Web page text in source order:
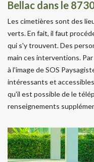
Bellac dans le
Les cimetières sont des
verts. En fait, il faut
qui s'y trouvent. Des
main ces interventions.
à l'image de SOS
intéressants et
qu'il est possible de le
renseignements